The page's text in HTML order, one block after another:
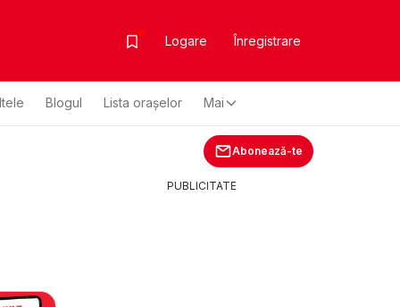
Logare Înregistrare
Blogul Lista oraşelor Mai
Abonează-te
PUBLICITATE